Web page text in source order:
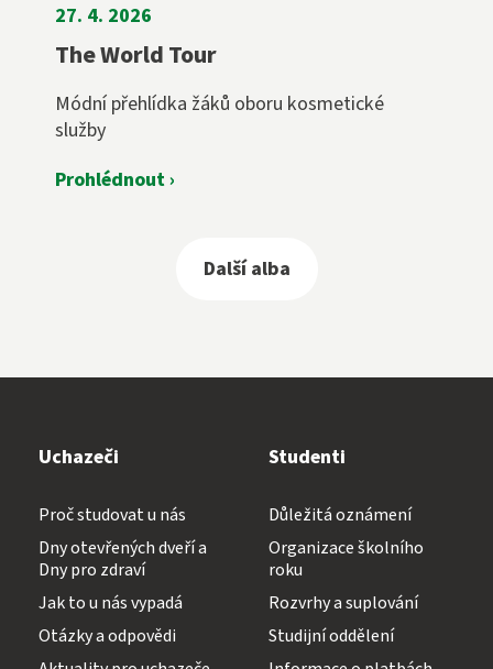
27. 4. 2026
The World Tour
Módní přehlídka žáků oboru kosmetické
služby
Prohlédnout ›
Další alba
Uchazeči
Proč studovat u nás
Dny otevřených dveří a
Dny pro zdraví
Jak to u nás vypadá
Otázky a odpovědi
Studenti
Důležitá oznámení
Organizace školního
roku
Rozvrhy a suplování
Studijní oddělení